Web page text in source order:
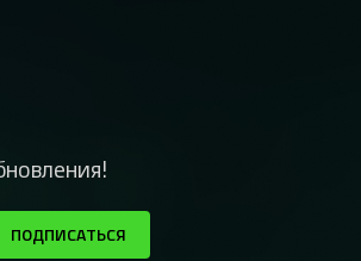
ПОДПИСАТЬСЯ